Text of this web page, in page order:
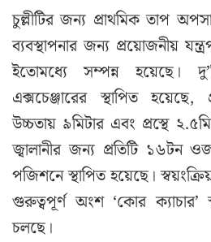
চুল্লীটির জন্য প্রাথমিক তাপ
ব্যবস্থাপনার জন্য প্রয়োজনীয়
ইতোমধ্যে সম্পন্ন হয়েছে।
এক্সচেঞ্জারের স্থাপিত
উচ্চতায় ৯মিটার এবং প্রস্থে
জ্বালানীর জন্য প্রতিটি ১৬টন
পজিশনে স্থাপিত হয়েছে।
গুরুত্বপূর্ণ অংশ ‘কোর
চলছে।